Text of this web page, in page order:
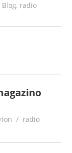
Blog, radio
radio